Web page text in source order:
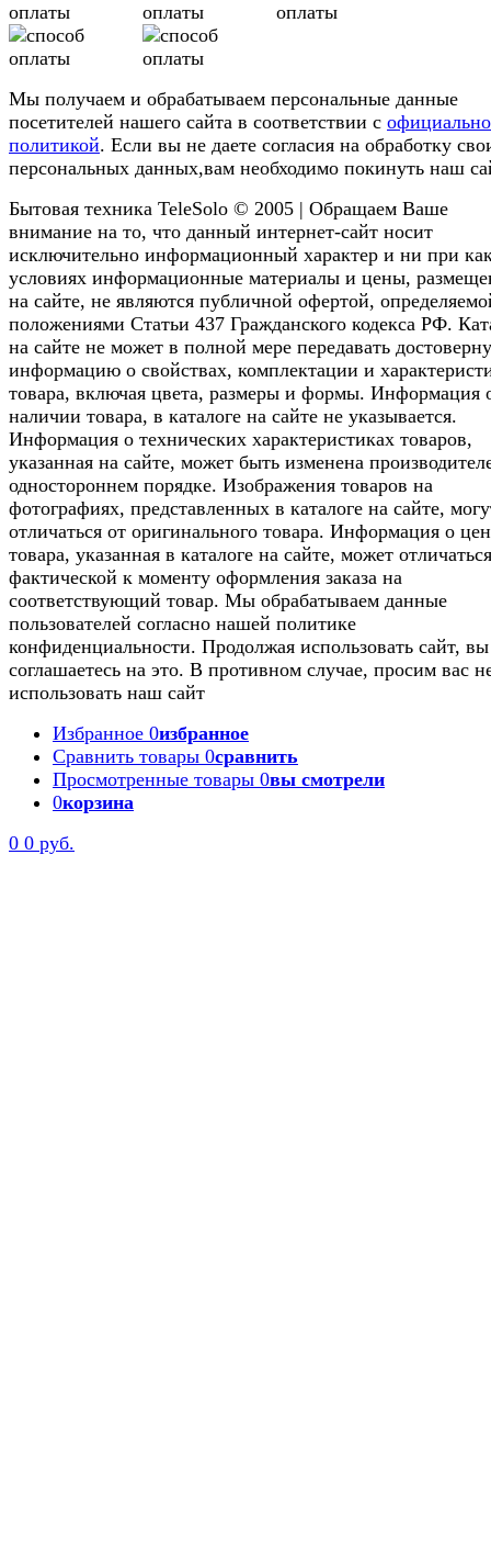
Мы получаем и обрабатываем персональные данные
посетителей нашего сайта в соответствии с
политикой. Если вы не даете согласия на обработку
персональных данных,вам необходимо покинуть наш
Бытовая техника TeleSolo © 2005 | Обращаем Ваше
внимание на то, что данный интернет-сайт носит
исключительно информационный характер и ни при
условиях информационные материалы и цены,
на сайте, не являются публичной офертой,
положениями Статьи 437 Гражданского кодекса РФ.
на сайте не может в полной мере передавать
информацию о свойствах, комплектации и
товара, включая цвета, размеры и формы. Информация
наличии товара, в каталоге на сайте не указывается.
Информация о технических характеристиках товаров,
указанная на сайте, может быть изменена
одностороннем порядке. Изображения товаров на
фотографиях, представленных в каталоге на сайте,
отличаться от оригинального товара. Информация о
товара, указанная в каталоге на сайте, может
фактической к моменту оформления заказа на
соответствующий товар. Мы обрабатываем данные
пользователей согласно нашей политике
конфиденциальности. Продолжая использовать сайт, вы
соглашаетесь на это. В противном случае, просим вас
использовать наш сайт
Избранное 0избранное
Сравнить товары 0сравнить
Просмотренные товары 0вы смотрели
0корзина
0 0 руб.